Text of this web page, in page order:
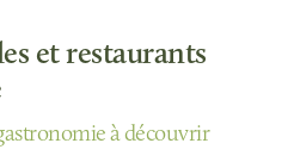
et restaurants
à découvrir